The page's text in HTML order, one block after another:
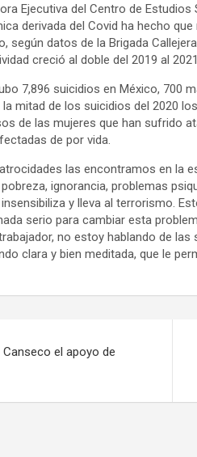
Ejecutiva del Centro de
derivada del Covid ha hecho
según datos de la Brigada
creció al doble del 2019 al
7,896 suicidios en México, 700
mitad de los suicidios del 2020
de las mujeres que han sufrido
de por vida.
las encontramos en la
ignorancia, problemas
y lleva al terrorismo.
serio para cambiar esta
no estoy hablando de
clara y bien meditada, que le
el apoyo de